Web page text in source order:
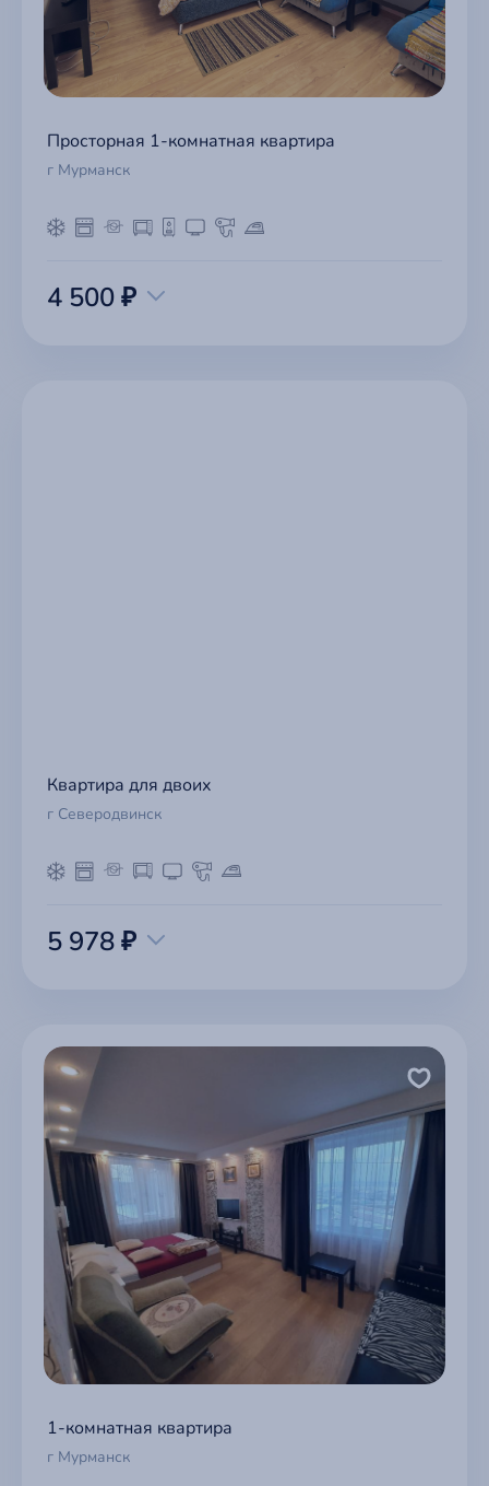
Просторная 1-комнатная квартира
г Мурманск
4 500 ₽
Квартира для двоих
г Северодвинск
5 978 ₽
1-комнатная квартира
г Мурманск